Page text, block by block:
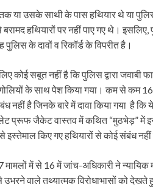
या उसके साथी के पास हथियार थे या
हथियारों पर नहीं पाए गए थे। इसलिए,
के दावों व रिकॉर्ड के विपरीत है।
कोई सबूत नहीं है कि पुलिस द्वारा
के साथ पेश किया गया। कम से कम 16
नहीं है जिनके बारे में दावा किया गया है
प्रूफ जैकेट वास्तव में कथित “मुठभेड़” में
इस्तेमाल किए गए हथियारों से कोई संबंध नहीं
मामलों में से 16 में जांच-अधिकारी ने
वाले तथ्यात्मक विरोधाभासों को देखते